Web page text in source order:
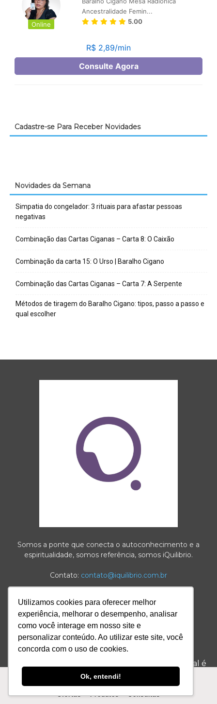
Utilizamos cookies para oferecer melhor
experiência, melhorar o desempenho, analisar
como você interage em nosso site e
personalizar conteúdo. Ao utilizar este site, você
concorda com o uso de cookies.
Ok, entendi!
Cadastre-se Para Receber Novidades
Novidades da Semana
Simpatia do congelador: 3 rituais para afastar pessoas
negativas
Combinação das Cartas Ciganas – Carta 8: O Caixão
Combinação da carta 15: O Urso | Baralho Cigano
Combinação das Cartas Ciganas – Carta 7: A Serpente
Métodos de tiragem do Baralho Cigano: tipos, passo a passo e
qual escolher
Somos a ponte que conecta o autoconhecimento e a
espiritualidade, somos referência, somos iQuilibrio.
Contato: contato@iquilibrio.com.br
POSTS MAIS POPULARES
Horas e Minutos iguais – Saiba qual é
o significado Aqui!
Ofertas Produtos Consultas